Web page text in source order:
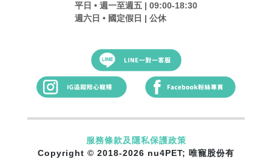
平日 • 週一至週五 | 09:00-18:30
週六日 • 國定假日 | 公休
服務條款及隱私保護政策
Copyright © 2018-2026 nu4PET; 唯寵股份有